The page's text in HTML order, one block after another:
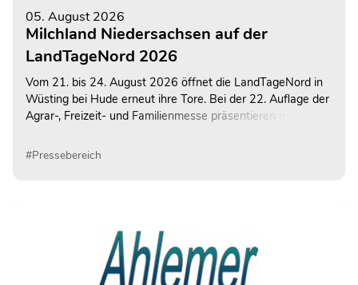
05. August 2026
Milchland Niedersachsen auf der
LandTageNord 2026
Vom 21. bis 24. August 2026 öffnet die LandTageNord in
Wüsting bei Hude erneut ihre Tore. Bei der 22. Auflage der
Agrar-, Freizeit- und Familienmesse präsentieren mehr als
rund 130.000 Quadratmeter großen
#Pressebereich